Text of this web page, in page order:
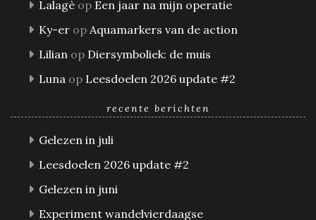
Lalagè op Een jaar na mijn operatie
Ky-er op Aquamarkers van de action
Lilian op Diersymboliek: de muis
Luna op Leesdoelen 2026 update #2
recente berichten
Gelezen in juli
Leesdoelen 2026 update #2
Gelezen in juni
Experiment wandelvierdaagse